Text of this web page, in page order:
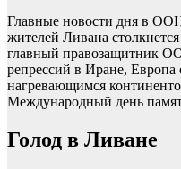
Главные новости дня в
жителей Ливана
главный правозащитник
репрессий в Иране, Европа
нагревающимся
Международный день
Голод в Ливане